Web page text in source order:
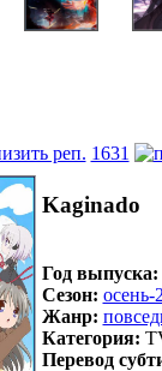
1631
Kaginado
Год выпуска:
Сезон: осень-
Жанр:
Категория:
Перевод